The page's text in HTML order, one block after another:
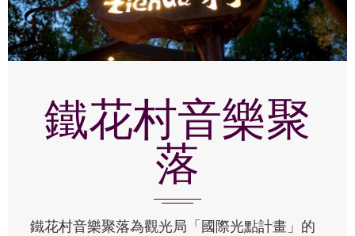
鐵花村音樂聚
落
鐵花村音樂聚落為觀光局「國際光點計畫」的